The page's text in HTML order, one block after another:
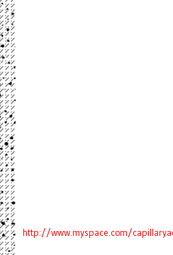
http://www.myspace.com/